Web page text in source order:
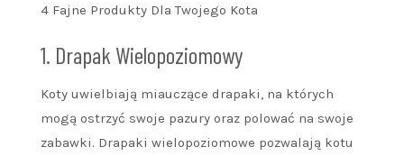
4 Fajne Produkty Dla Twojego Kota
1. Drapak Wielopoziomowy
Koty uwielbiają miauczące drapaki, na których
mogą ostrzyć swoje pazury oraz polować na swoje
zabawki. Drapaki wielopoziomowe pozwalają kotu